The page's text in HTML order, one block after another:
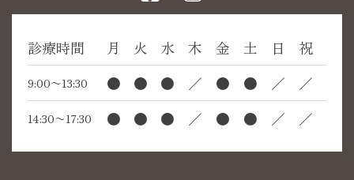
診療時間 月 火 水 木 金 土 日 祝
9:00〜13:30 ● ● ● ／ ● ● ／ ／
14:30〜17:30 ● ● ● ／ ● ● ／ ／